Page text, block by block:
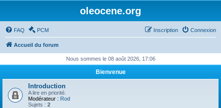
oleocene.org
FAQ PCM Connexion
Inscription
Accueil du forum
Nous sommes le 08 août 2026, 17:06
Bienvenue
Introduction
A lire en priorité.
Modérateur : Rod
Sujets : 2